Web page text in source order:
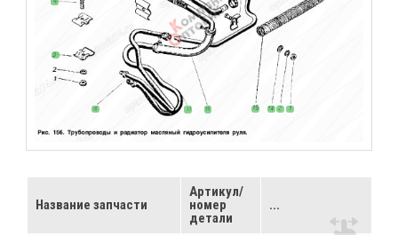
Название запчасти
Артикул/
номер
детали
...